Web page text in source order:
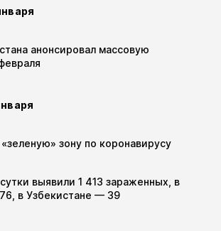
анонсировал массовую
зону по коронавирусу
выявили 1 413 зараженных, в
в Узбекистане — 39